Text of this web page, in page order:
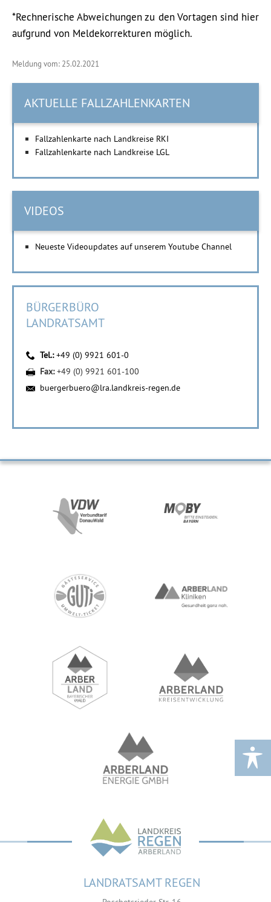
*Rechnerische Abweichungen zu den Vortagen sind hier
aufgrund von Meldekorrekturen möglich.
Meldung vom: 25.02.2021
AKTUELLE FALLZAHLENKARTEN
Fallzahlenkarte nach Landkreise RKI
Fallzahlenkarte nach Landkreise LGL
VIDEOS
Neueste Videoupdates auf unserem Youtube Channel
BÜRGERBÜRO
LANDRATSAMT
Tel.:+49 (0) 9921 601-0
Fax:+49 (0) 9921 601-100
buergerbuero@lra.landkreis-regen.de
LANDRATSAMT REGEN